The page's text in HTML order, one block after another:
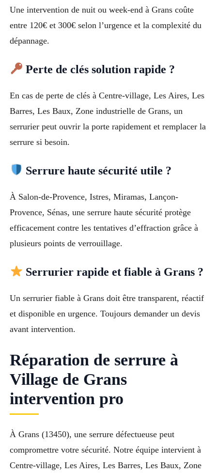
Une intervention de nuit ou week-end à Grans coûte
entre 120€ et 300€ selon l’urgence et la complexité du
dépannage.
Perte de clés solution rapide ?
En cas de perte de clés à Centre-village, Les Aires, Les
Barres, Les Baux, Zone industrielle de Grans, un
serrurier peut ouvrir la porte rapidement et remplacer la
serrure si besoin.
Serrure haute sécurité utile ?
À Salon-de-Provence, Istres, Miramas, Lançon-
Provence, Sénas, une serrure haute sécurité protège
efficacement contre les tentatives d’effraction grâce à
plusieurs points de verrouillage.
Serrurier rapide et fiable à Grans ?
Un serrurier fiable à Grans doit être transparent, réactif
et disponible en urgence. Toujours demander un devis
avant intervention.
Réparation de serrure à
Village de Grans
intervention pro
À Grans (13450), une serrure défectueuse peut
compromettre votre sécurité. Notre équipe intervient à
Centre-village, Les Aires, Les Barres, Les Baux, Zone